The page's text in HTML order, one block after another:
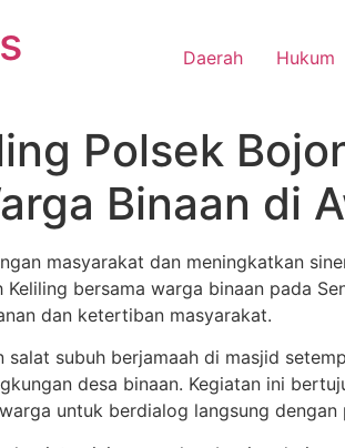
Daerah Hukum
Polsek
Binaan di
masyarakat dan meningkatkan
bersama warga binaan pada
dan ketertiban masyarakat.
salat subuh berjamaah di masjid
desa binaan. Kegiatan ini
untuk berdialog langsung dengan